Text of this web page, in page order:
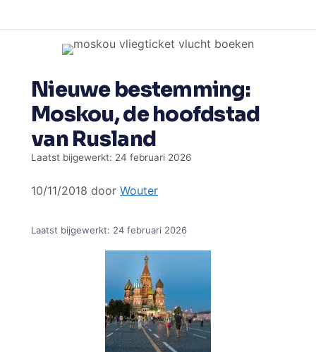
inhoudNieuwe bestemming:
Moskou, de hoofdstad
van Rusland
Laatst bijgewerkt: 24 februari 2026
10/11/2018 door Wouter
Laatst bijgewerkt: 24 februari 2026